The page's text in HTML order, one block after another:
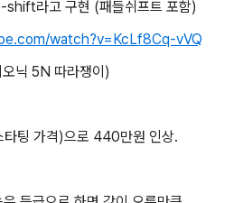
shift라고 구현 (패들쉬프트 포함)
watch?v=KcLf8Cq-vVQ
닉 5N 따라쟁이)
타팅 가격)으로 440만원 인상.